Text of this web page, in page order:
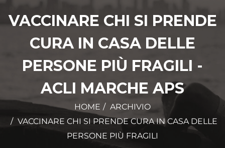
VACCINARE CHI SI PRENDE
CURA IN CASA DELLE
PERSONE PIÙ FRAGILI -
ACLI MARCHE APS
HOME
ARCHIVIO
VACCINARE CHI SI PRENDE CURA IN CASA DELLE
PERSONE PIÙ FRAGILI